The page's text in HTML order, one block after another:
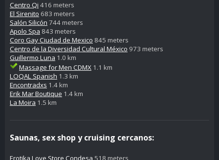
Centro Qi 416 meters
El Sirenito 683 meters
Salón Silicón 744 meters
Apolo Spa 843 meters
Coro Gay Ciudad de Mexico 845 meters
Centro de la Diversidad Cultural México 973 meters
Guillermo Luna 1.0 km
Massage for Men CDMX 1.1 km
LOQAL Spanish 1.3 km
Encontradxs 1.4 km
Erik Mar Boutique 1.4 km
La Moira 1.5 km
Saunas, sex shop y cruising cercanos: